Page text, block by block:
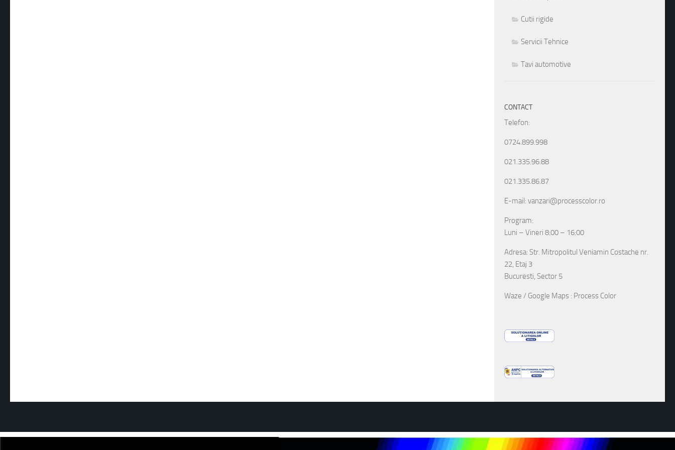
Cutii rigide
Servicii Tehnice
Tavi automotive
CONTACT
Telefon:
0724.899.998
021.335.96.88
021.335.86.87
E-mail: vanzari@processcolor.ro
Program:
Luni – Vineri 8:00 – 16:00
Adresa: Str. Mitropolitul Veniamin Costache nr.
22, Etaj 3
Bucuresti, Sector 5
Waze / Google Maps : Process Color